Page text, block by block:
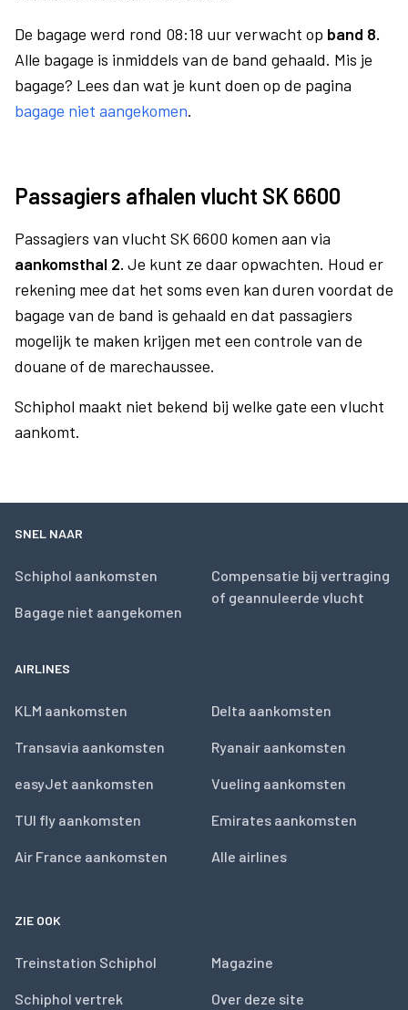
De bagage werd rond 08:18 uur verwacht op band 8.
Alle bagage is inmiddels van de band gehaald. Mis je
bagage? Lees dan wat je kunt doen op de pagina
bagage niet aangekomen.
Passagiers afhalen vlucht SK 6600
Passagiers van vlucht SK 6600 komen aan via
aankomsthal 2. Je kunt ze daar opwachten. Houd er
rekening mee dat het soms even kan duren voordat de
bagage van de band is gehaald en dat passagiers
mogelijk te maken krijgen met een controle van de
douane of de marechaussee.
Schiphol maakt niet bekend bij welke gate een vlucht
aankomt.
SNEL NAAR
Schiphol aankomsten
Bagage niet aangekomen
Compensatie bij vertraging
of geannuleerde vlucht
AIRLINES
KLM aankomsten
Transavia aankomsten
easyJet aankomsten
TUI fly aankomsten
Air France aankomsten
Delta aankomsten
Ryanair aankomsten
Vueling aankomsten
Emirates aankomsten
Alle airlines
ZIE OOK
Treinstation Schiphol
Schiphol vertrek
Magazine
Over deze site